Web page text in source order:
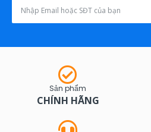
Sản phẩm
CHÍNH HÃNG